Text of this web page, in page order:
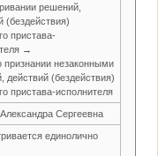
решений,
(бездействия)
пристава-
→
признании незаконными
действий (бездействия)
пристава-исполнителя
Сергеевна
единолично